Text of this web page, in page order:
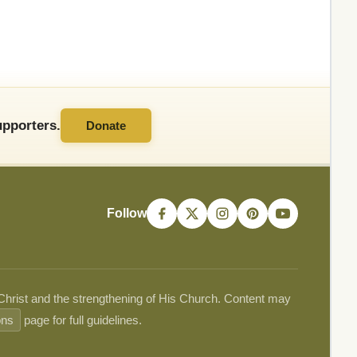
Donate
Follow
and the strengthening of His Church. Content may
page for full guidelines.